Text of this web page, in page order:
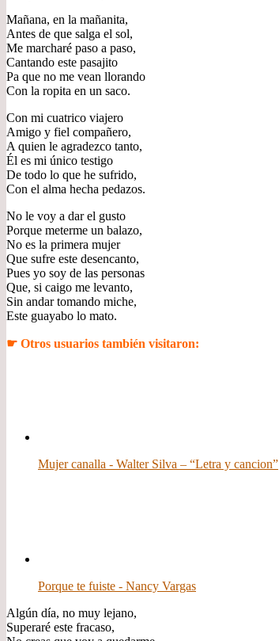
Mañana, en la mañanita,
Antes de que salga el sol,
Me marcharé paso a paso,
Cantando este pasajito
Pa que no me vean llorando
Con la ropita en un saco.
Con mi cuatrico viajero
Amigo y fiel compañero,
A quien le agradezco tanto,
Él es mi único testigo
De todo lo que he sufrido,
Con el alma hecha pedazos.
No le voy a dar el gusto
Porque meterme un balazo,
No es la primera mujer
Que sufre este desencanto,
Pues yo soy de las personas
Que, si caigo me levanto,
Sin andar tomando miche,
Este guayabo lo mato.
☛ Otros usuarios también visitaron:
Mujer canalla - Walter Silva – “Letra y cancion”
Porque te fuiste - Nancy Vargas
Algún día, no muy lejano,
Superaré este fracaso,